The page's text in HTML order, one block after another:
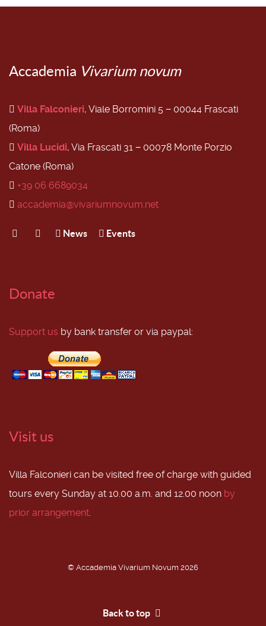
Accademia Vivarium novum
Villa Falconieri, Viale Borromini 5 − 00044 Frascati
(Roma)
Villa Lucidi, Via Frascati 31 − 00078 Monte Porzio
Catone (Roma)
+39 06 6689034
accademia@vivariumnovum.net
News Events
Donate
Support us by bank transfer or via paypal:
Visit us
Villa Falconieri can be visited free of charge with guided
tours every Sunday at 10.00 a.m. and 12.00 noon by
prior arrangement
© Accademia Vivarium Novum 2026
Back to top